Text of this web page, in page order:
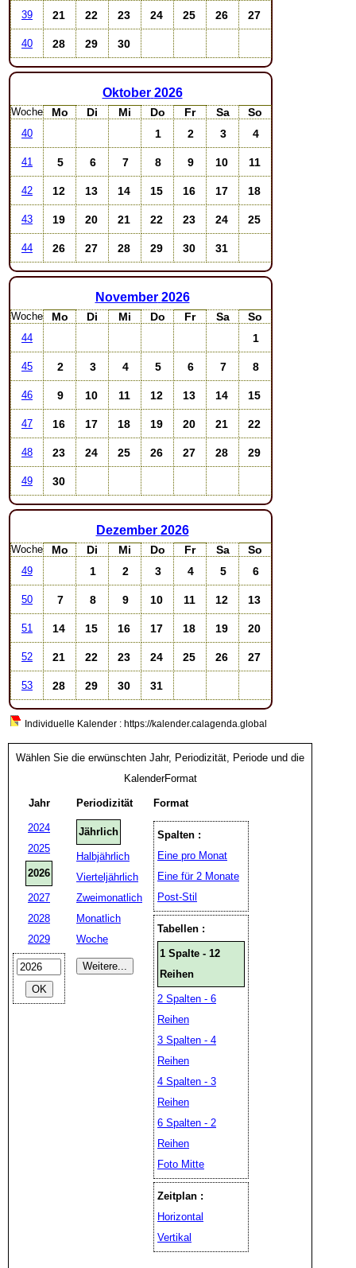
39 21 22 23 24 25 26 27
40 28 29 30
Oktober 2026
Woche Mo Di Mi Do Fr Sa So
40 1 2 3 4
41 5 6 7 8 9 10 11
42 12 13 14 15 16 17 18
43 19 20 21 22 23 24 25
44 26 27 28 29 30 31
November 2026
Woche Mo Di Mi Do Fr Sa So
44 1
45 2 3 4 5 6 7 8
46 9 10 11 12 13 14 15
47 16 17 18 19 20 21 22
48 23 24 25 26 27 28 29
49 30
Dezember 2026
Woche Mo Di Mi Do Fr Sa So
49 1 2 3 4 5 6
50 7 8 9 10 11 12 13
51 14 15 16 17 18 19 20
52 21 22 23 24 25 26 27
53 28 29 30 31
Individuelle Kalender : https://kalender.calagenda.global
Wählen Sie die erwünschten Jahr, Periodizität, Periode und die
KalenderFormat
Jahr
2024
2025
2026
2027
2028
2029
Periodizität
Jährlich
Halbjährlich
Vierteljährlich
Zweimonatlich
Monatlich
Woche
Format
Spalten :
Eine pro Monat
Eine für 2 Monate
Post-Stil
Tabellen :
1 Spalte - 12
Reihen
2 Spalten - 6
Reihen
3 Spalten - 4
Reihen
4 Spalten - 3
Reihen
6 Spalten - 2
Reihen
Foto Mitte
Zeitplan :
Horizontal
Vertikal